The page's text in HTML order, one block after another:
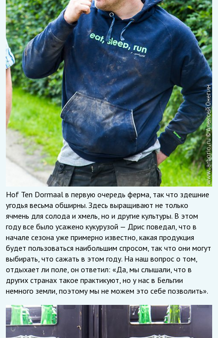
Hof Ten Dormaal в первую очередь ферма, так что здешние
угодья весьма обширны. Здесь выращивают не только
ячмень для солода и хмель, но и другие культуры. В этом
году все было усажено кукурузой — Дрис поведал, что в
начале сезона уже примерно известно, какая продукция
будет пользоваться наибольшим спросом, так что они могут
выбирать, что сажать в этом году. На наш вопрос о том,
отдыхает ли поле, он ответил: «Да, мы слышали, что в
других странах такое практикуют, но у нас в Бельгии
немного земли, поэтому мы не можем это себе позволить».